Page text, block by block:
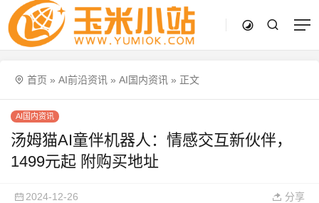
首页 » AI前沿资讯 » AI国内资讯 » 正文
AI国内资讯
汤姆猫AI童伴机器人：情感交互新伙伴，
1499元起 附购买地址
2024-12-26 分享